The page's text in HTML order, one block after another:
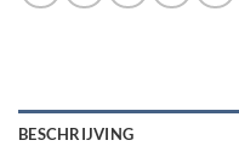
BESCHRIJVING